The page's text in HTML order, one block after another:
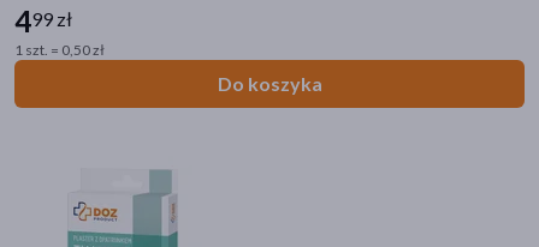
499 zł
1 szt. = 0,50 zł
Do koszyka